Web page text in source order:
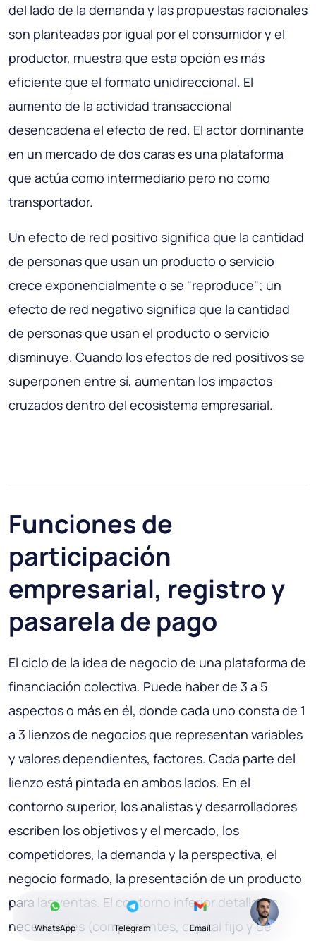
del lado de la demanda y las propuestas racionales
son planteadas por igual por el consumidor y el
productor, muestra que esta opción es más
eficiente que el formato unidireccional. El
aumento de la actividad transaccional
desencadena el efecto de red. El actor dominante
en un mercado de dos caras es una plataforma
que actúa como intermediario pero no como
transportador.
Un efecto de red positivo significa que la cantidad
de personas que usan un producto o servicio
crece exponencialmente o se "reproduce"; un
efecto de red negativo significa que la cantidad
de personas que usan el producto o servicio
disminuye. Cuando los efectos de red positivos se
superponen entre sí, aumentan los impactos
cruzados dentro del ecosistema empresarial.
Funciones de
participación
empresarial, registro y
pasarela de pago
El ciclo de la idea de negocio de una plataforma de
financiación colectiva. Puede haber de 3 a 5
aspectos o más en él, donde cada uno consta de 1
a 3 lienzos de negocios que representan variables
y valores dependientes, factores. Cada parte del
lienzo está pintada en ambos lados. En el
contorno superior, los analistas y desarrolladores
escriben los objetivos y el mercado, los
competidores, la demanda y la perspectiva, el
negocio formado, la presentación de un producto
para las ventas. El contorno inferior detalla las
necesidades (componentes, capital fijo y de
WhatsApp Telegram Email